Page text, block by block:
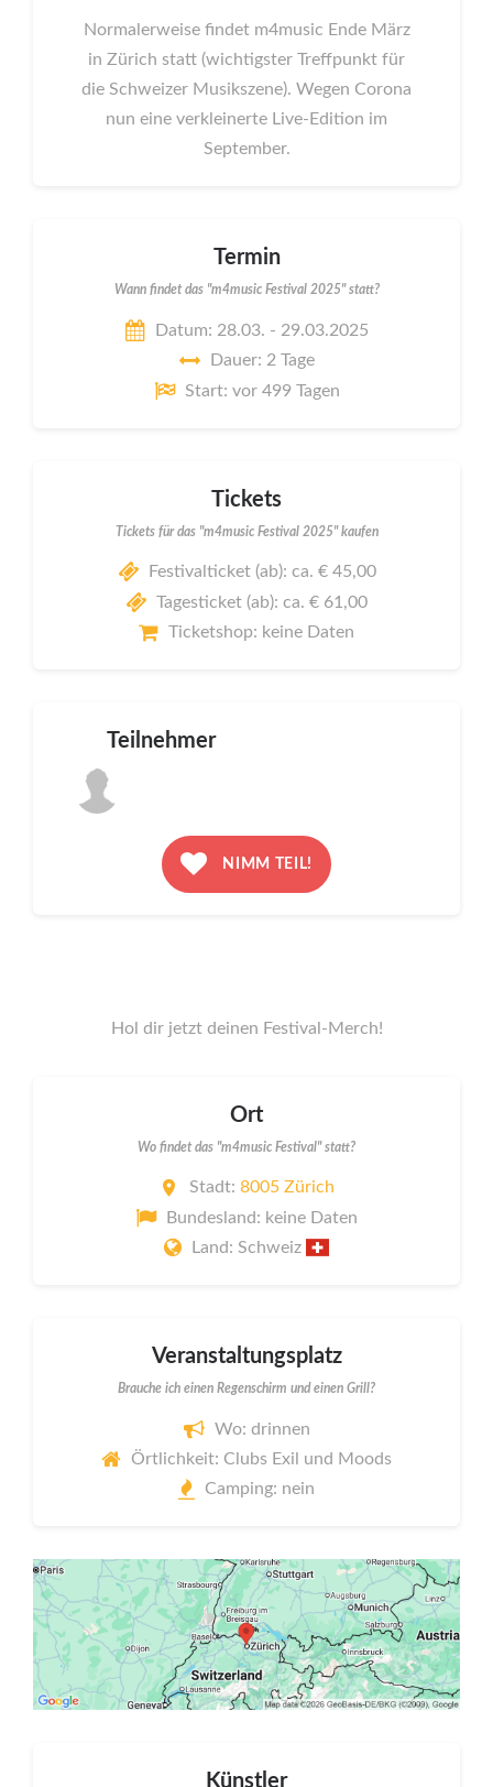
Normalerweise findet m4music Ende März
in Zürich statt (wichtigster Treffpunkt für
die Schweizer Musikszene). Wegen Corona
nun eine verkleinerte Live-Edition im
September.
Termin
Wann findet das "m4music Festival 2025" statt?
Datum: 28.03. - 29.03.2025
Dauer: 2 Tage
Start: vor 499 Tagen
Tickets
Tickets für das "m4music Festival 2025" kaufen
Festivalticket (ab): ca. € 45,00
Tagesticket (ab): ca. € 61,00
Ticketshop: keine Daten
Teilnehmer
NIMM TEIL!
Hol dir jetzt deinen Festival-Merch!
Ort
Wo findet das "m4music Festival" statt?
Stadt: 8005 Zürich
Bundesland: keine Daten
Land: Schweiz
Veranstaltungsplatz
Brauche ich einen Regenschirm und einen Grill?
Wo: drinnen
Örtlichkeit: Clubs Exil und Moods
Camping: nein
Künstler